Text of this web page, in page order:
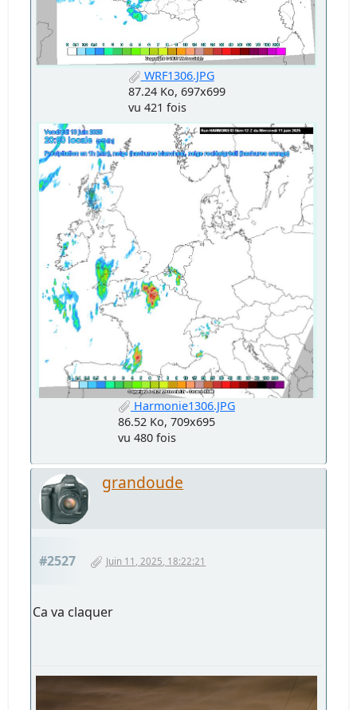
WRF1306.JPG
87.24 Ko, 697x699
vu 421 fois
Harmonie1306.JPG
86.52 Ko, 709x695
vu 480 fois
grandoude
#2527 Juin 11, 2025, 18:22:21
Ca va claquer